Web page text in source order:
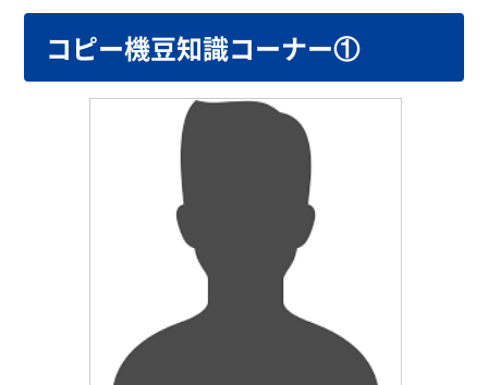
コピー機豆知識コーナー①